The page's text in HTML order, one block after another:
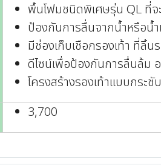
พื้นโฟมชนิดพิเศษรุ่น QL ที่จ
ป้องกันการลื่นจากน้ำหรือน้
มีช่องเก็บเชือกรองเท้า ที่ลิ้น
ดีไซน์เพื่อป้องกันการลื่นล้ม
โครงสร้างรองเท้าแบบกระ
3,700